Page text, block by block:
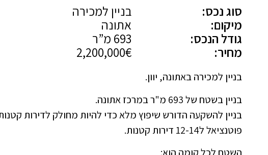
סוג נכס:
בניין למכירה
מיקום:
אתונה
גודל הנכס:
מחיר:
2,200,000€
בניין למכירה באתונה, יוון.
בניין בשטח של 693 מ"ר במרכז אתונה.
בניין להשקעה הדורש שיפוץ מלא כדי להיות מחולק לדירות
פוטנציאל ל12-14 דירות קטנות.